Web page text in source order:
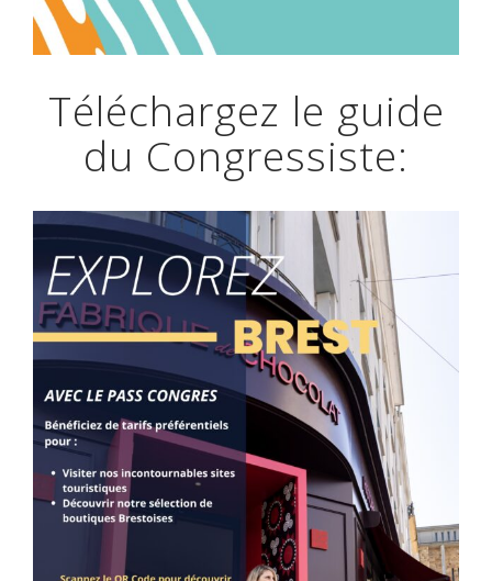
Téléchargez le guide
du Congressiste: